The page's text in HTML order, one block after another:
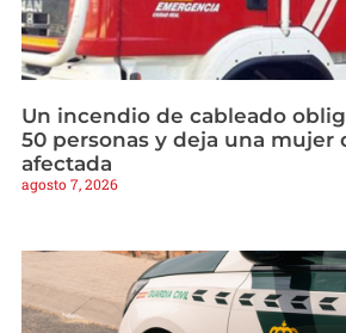
Un incendio de cableado
50 personas y deja una mujer
afectada
agosto 7, 2026